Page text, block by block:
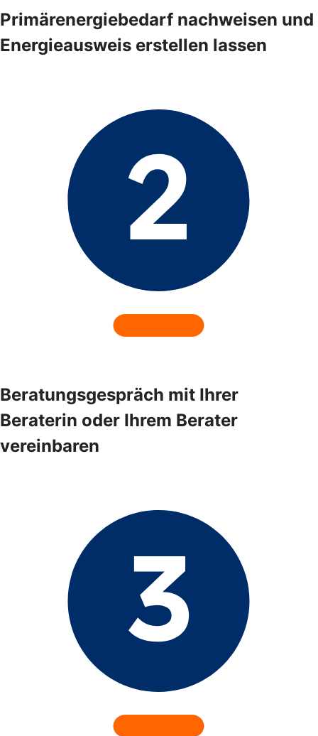
Primärenergiebedarf nachweisen und
Energieausweis erstellen lassen
Beratungsgespräch mit Ihrer
Beraterin oder Ihrem Berater
vereinbaren